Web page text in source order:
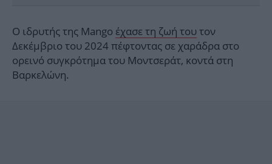
Ο ιδρυτής της Μango έχασε τη ζωή τουτον
Δεκέμβριο του 2024 πέφτοντας σε χαράδρα στο
ορεινό συγκρότημα του Μοντσεράτ, κοντά στη
Βαρκελώνη.